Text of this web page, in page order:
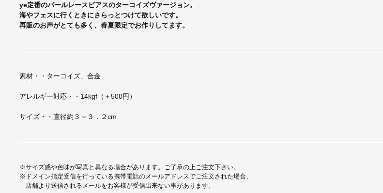
ye定番のパールレースピアスのターコイズヴァージョン。
海やフェスに行くときにさらっとつけて欲しいです。
再販のお声がとても多く、春夏限定でお作りしてます。
素材・・ターコイズ、合金
アレルギー対応・・14kgf（＋500円）
サイズ・・直径約３～３．２cm
※サイズ感や色味が写真と異なる場合があります。ご了承の上ご注文下さい。
※ドメイン指定受信を行っている携帯電話のメールアドレスでご注文された場合、
店舗より送信されるメールをお客様が受信出来ない事があります。